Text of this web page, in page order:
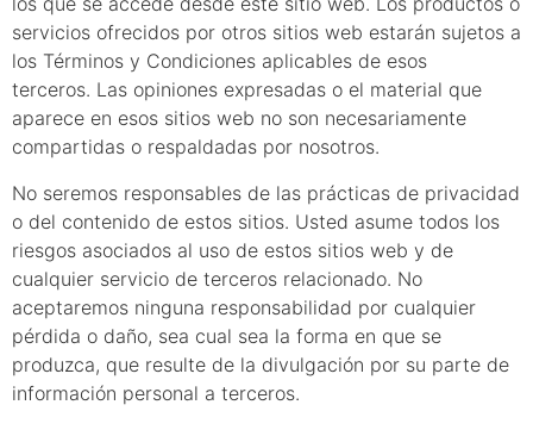
servicios ofrecidos por otros sitios web estarán sujetos a
los Términos y Condiciones aplicables de esos
terceros. Las opiniones expresadas o el material que
aparece en esos sitios web no son necesariamente
compartidas o respaldadas por nosotros.
No seremos responsables de las prácticas de privacidad
o del contenido de estos sitios. Usted asume todos los
riesgos asociados al uso de estos sitios web y de
cualquier servicio de terceros relacionado. No
aceptaremos ninguna responsabilidad por cualquier
pérdida o daño, sea cual sea la forma en que se
produzca, que resulte de la divulgación por su parte de
información personal a terceros.